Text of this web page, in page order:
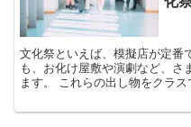
文化祭といえば、模擬店が定番
も、お化け屋敷や演劇など、さ
ます。 これらの出し物をクラ